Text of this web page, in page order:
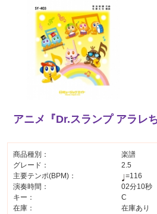
アニメ『Dr.スランプ アラレ
商品種別：
楽譜
グレード：
2.5
主要テンポ(BPM)：
=116
演奏時間：
02分10秒
キー：
C
在庫：
在庫あり